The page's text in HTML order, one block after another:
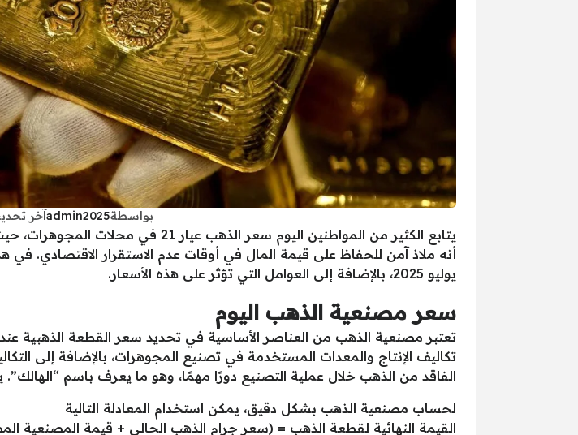
بواسطةadmin2025آخر
يتابع الكثير من المواطنين اليوم سعر
يوليو 2025، بالإضافة إلى العوامل التي تؤثر على هذه الأسعار.
سعر مصنعية الذهب اليوم
تعتبر مصنعية الذهب من العناصر الأساسية في تحديد سعر القطعة الذهبية
تكاليف الإنتاج والمعدات المستخدمة في تصنيع المجوهرات، بالإضافة إلى
الفاقد من الذهب خلال عملية التصنيع دورًا مهمًا، وهو ما يعرف باسم “الهالك”.
لحساب مصنعية الذهب بشكل دقيق، يمكن استخدام المعادلة التالية
القيمة النهائية لقطعة الذهب = (سعر جرام الذهب الحالي + قيمة المصنعية